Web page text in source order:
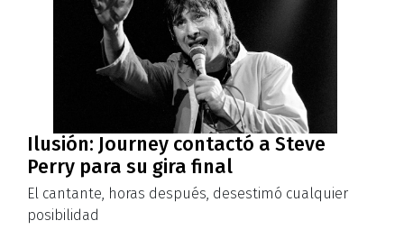
Ilusión: Journey contactó a Steve
Perry para su gira final
El cantante, horas después, desestimó cualquier
posibilidad